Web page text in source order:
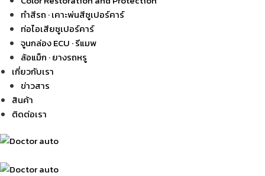
ทำสีรถ · เคาะพ่นสีซูเปอร์คาร์
ท่อไอเสียซูเปอร์คาร์
จูนกล่อง ECU · รีแมพ
ล้อแม็ก · ยางรถหรู
เกี่ยวกับเรา
ข่าวสาร
สินค้า
ติดต่อเรา